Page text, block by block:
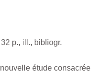
p., ill., bibliogr.
étude consacrée